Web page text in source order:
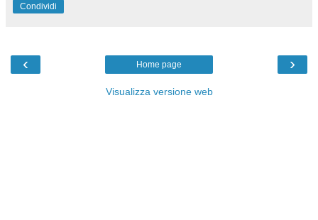
Condividi
‹ ›
Home page
Visualizza versione web